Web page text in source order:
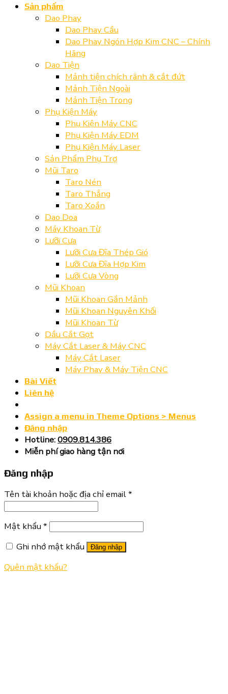
Sản phẩm
Dao Phay
Dao Phay Cầu
Dao Phay Ngón Hợp Kim CNC – Chính
Hãng
Dao Tiện
Mảnh tiện chích rãnh & cắt đứt
Mảnh Tiện Ngoài
Mảnh Tiện Trong
Phụ Kiện Máy
Phụ Kiện Máy CNC
Phụ Kiện Máy EDM
Phụ Kiện Máy Laser
Sản Phẩm Phụ Trợ
Mũi Taro
Taro Nén
Taro Thẳng
Taro Xoắn
Dao Doa
Máy Khoan Từ
Lưỡi Cưa
Lưỡi Cưa Đĩa Thép Gió
Lưỡi Cưa Đĩa Hợp Kim
Lưỡi Cưa Vòng
Mũi Khoan
Mũi Khoan Gắn Mảnh
Mũi Khoan Nguyên Khối
Mũi Khoan Từ
Dầu Cắt Gọt
Máy Cắt Laser & Máy CNC
Máy Cắt Laser
Máy Phay & Máy Tiện CNC
Bài Viết
Liên hệ
Assign a menu in Theme Options > Menus
Đăng nhập
Hotline:0909.814.386
Miễn phí giao hàng tận nơi
Đăng nhập
Tên tài khoản hoặc địa chỉ email*
Mật khẩu *
Ghi nhớ mật khẩu
Đăng nhập
Quên mật khẩu?